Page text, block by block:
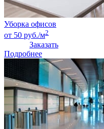
Уборка офисов
от 50 руб./м2
Заказать
Подробнее